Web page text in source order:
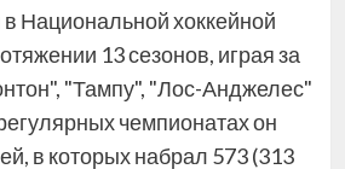
Национальной хоккейной
13 сезонов, играя за
"Тампу", "Лос-Анджелес"
чемпионатах он
в которых набрал 573 (313